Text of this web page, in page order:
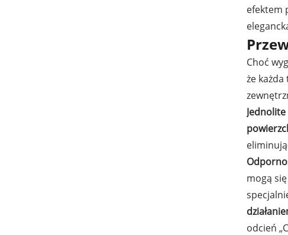
efektem
Choć
że
mogą
odcień